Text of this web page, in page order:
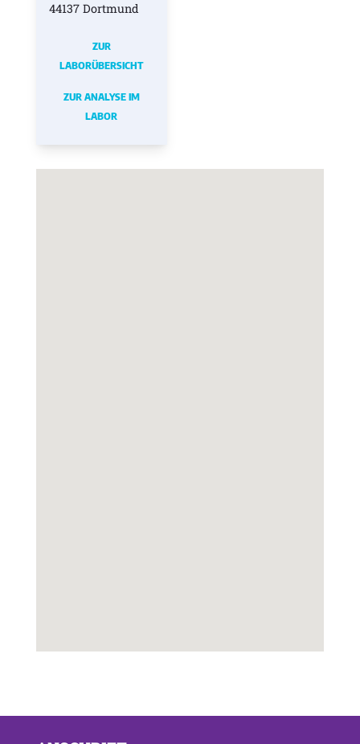
44137 Dortmund
ZUR
LABORÜBERSICHT
ZUR ANALYSE IM
LABOR